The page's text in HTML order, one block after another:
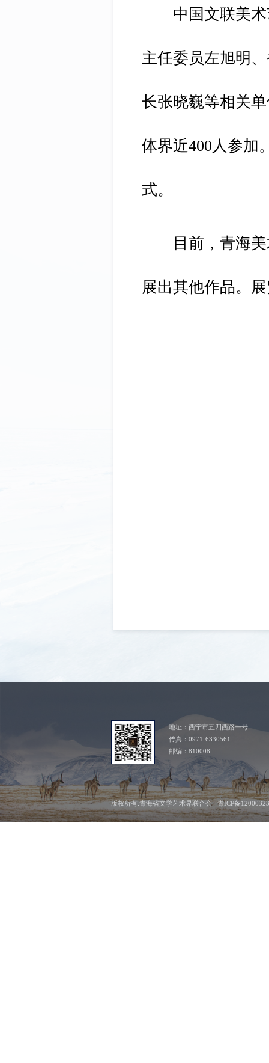
中国文联美术
主任委员左旭明
长张晓巍等相关
体界近400人参加
式。
目前，青海美
展出其他作品。
地址：西宁市五四西路一号
传真：0971-6330561
邮编：810008
版权所有:青海省文学艺术界联合会 青ICP备